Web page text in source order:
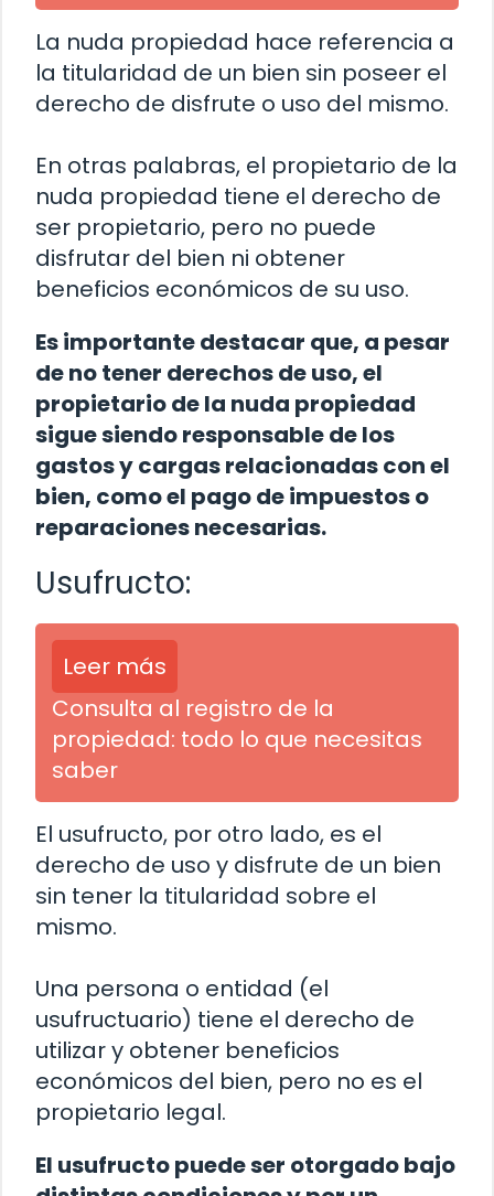
La nuda propiedad hace referencia a
la titularidad de un bien sin poseer el
derecho de disfrute o uso del mismo.
En otras palabras, el propietario de la
nuda propiedad tiene el derecho de
ser propietario, pero no puede
disfrutar del bien ni obtener
beneficios económicos de su uso.
Es importante destacar que, a pesar
de no tener derechos de uso, el
propietario de la nuda propiedad
sigue siendo responsable de los
gastos y cargas relacionadas con el
bien, como el pago de impuestos o
reparaciones necesarias.
Usufructo:
Leer más
Consulta al registro de la
propiedad: todo lo que necesitas
saber
El usufructo, por otro lado, es el
derecho de uso y disfrute de un bien
sin tener la titularidad sobre el
mismo.
Una persona o entidad (el
usufructuario) tiene el derecho de
utilizar y obtener beneficios
económicos del bien, pero no es el
propietario legal.
El usufructo puede ser otorgado bajo